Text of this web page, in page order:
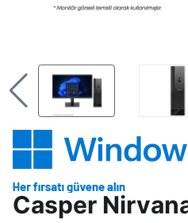
Casper